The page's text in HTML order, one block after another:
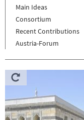
Main Ideas
Consortium
Recent Contributions
Austria-Forum